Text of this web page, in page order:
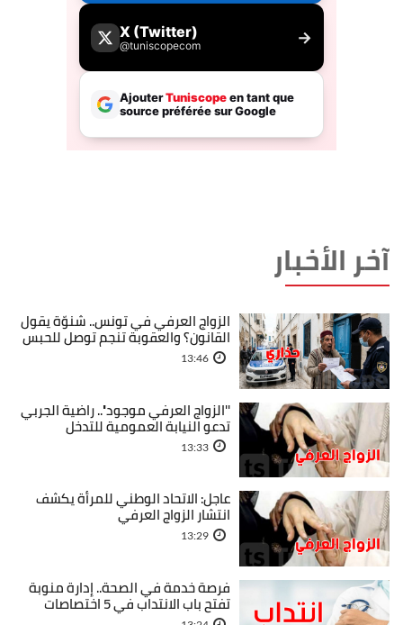
آخر الأخبار
الزواج العرفي في تونس.. شنوّة يقول
القانون؟ والعقوبة تنجم توصل للحبس
13:46
''الزواج العرفي موجود''.. راضية الجربي
تدعو النيابة العمومية للتدخل
13:33
عاجل: الاتحاد الوطني للمرأة يكشف
انتشار الزواج العرفي
13:29
فرصة خدمة في الصحة.. إدارة منوبة
تفتح باب الانتداب في 5 اختصاصات